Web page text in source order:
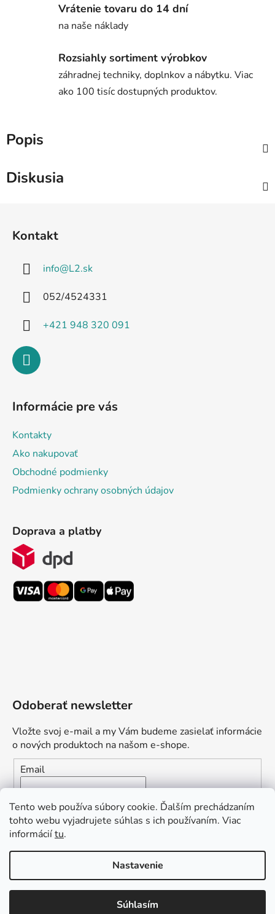
Tento web používa súbory cookie. Ďalším prechádzaním
tohto webu vyjadrujete súhlas s ich používaním. Viac
informáciítu.
Nastavenie
Súhlasím
: Zaplaťte vopred a získajte
Vrátenie tovaru do 14 dní
na naše náklady
Rozsiahly sortiment výrobkov
záhradnej techniky, doplnkov a nábytku. Viac
ako 100 tisíc dostupných produktov.
Popis
Diskusia
Kontakt
info@L2.sk
052/4524331
+421 948 320 091
Informácie pre vás
Kontakty
Ako nakupovať
Obchodné podmienky
Podmienky ochrany osobných údajov
Doprava a platby
Odoberať newsletter
Vložte svoj e-mail a my Vám budeme zasielať informácie
o nových produktoch na našom e-shope.
Email
Vložením e-mailu súhlasíte s
podmienkami ochrany
osobných údajov
Vytvoril Shoptet Premium
môžem pomôcť?“